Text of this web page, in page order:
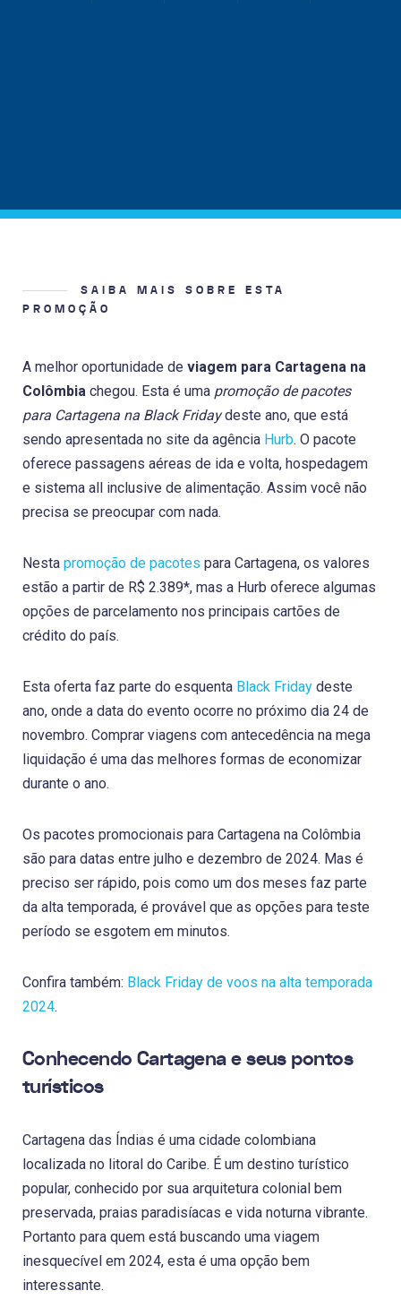
SAIBA MAIS SOBRE ESTA
PROMOÇÃO
A melhor oportunidade de viagem para Cartagena na
Colômbia chegou. Esta é uma promoção de pacotes
para Cartagena na Black Fridaydeste ano, que está
sendo apresentada no site da agência Hurb. O pacote
oferece passagens aéreas de ida e volta, hospedagem
e sistema all inclusive de alimentação. Assim você não
precisa se preocupar com nada.
Nesta promoção de pacotes para Cartagena, os valores
estão a partir de R$ 2.389*, mas a Hurb oferece algumas
opções de parcelamento nos principais cartões de
crédito do país.
Esta oferta faz parte do esquenta Black Friday deste
ano, onde a data do evento ocorre no próximo dia 24 de
novembro. Comprar viagens com antecedência na mega
liquidação é uma das melhores formas de economizar
durante o ano.
Os pacotes promocionais para Cartagena na Colômbia
são para datas entre julho e dezembro de 2024. Mas é
preciso ser rápido, pois como um dos meses faz parte
da alta temporada, é provável que as opções para teste
período se esgotem em minutos.
Confira também: Black Friday de voos na alta temporada
2024.
Conhecendo Cartagena e seus pontos
turísticos
Cartagena das Índias é uma cidade colombiana
localizada no litoral do Caribe. É um destino turístico
popular, conhecido por sua arquitetura colonial bem
preservada, praias paradisíacas e vida noturna vibrante.
Portanto para quem está buscando uma viagem
inesquecível em 2024, esta é uma opção bem
interessante.